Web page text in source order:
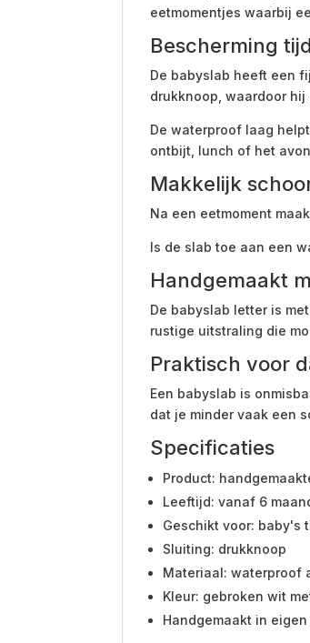
eetmomentjes waarbij
Bescherming
De babyslab heeft een
drukknoop, waardoor
De waterproof laag
ontbijt, lunch of het
Makkelijk
Na een eetmoment
Is de slab toe aan een
Handgemaakt
De babyslab letter is
rustige uitstraling die
Praktisch voor
Een babyslab is
dat je minder vaak een
Specificaties
Product:
Leeftijd: vanaf 6
Geschikt voor: baby's
Sluiting: drukknoop
Materiaal: waterproof
Kleur: gebroken wit
Handgemaakt in